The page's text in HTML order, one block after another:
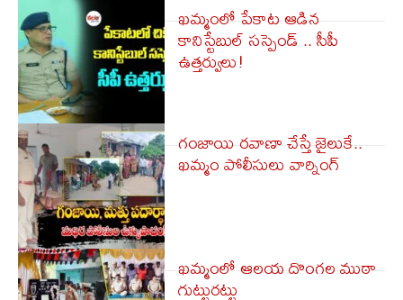
ఖమ్మంలో పేకాట ఆడిన
కానిస్టేబుల్ సస్పెండ్ .. సీపీ
ఉత్తర్వులు!
గంజాయి రవాణా చేస్తే జైలుకే..
ఖమ్మం పోలీసులు వార్నింగ్
ఖమ్మంలో ఆలయ దొంగల ముఠా
గుట్టురట్టు